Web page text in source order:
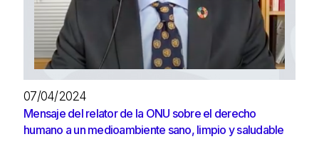
07/04/2024
Mensaje del relator de la ONU sobre el derecho
humano a un medioambiente sano, limpio y saludable